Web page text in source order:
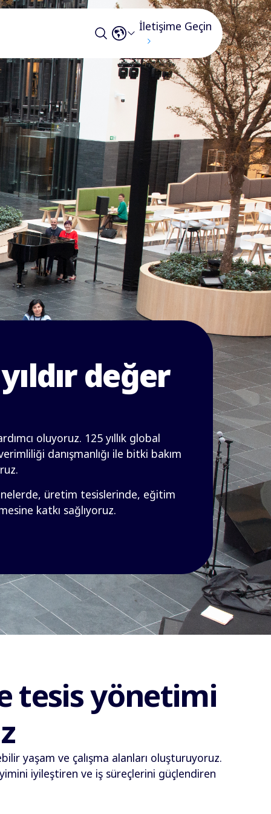
İletişime Geçin
değer
oluyoruz. 125 yıllık global
danışmanlığı ile bitki bakım
üretim tesislerinde, eğitim
katkı sağlıyoruz.
tesis yönetimi
yaşam ve çalışma alanları oluşturuyoruz.
iyileştiren ve iş süreçlerini güçlendiren